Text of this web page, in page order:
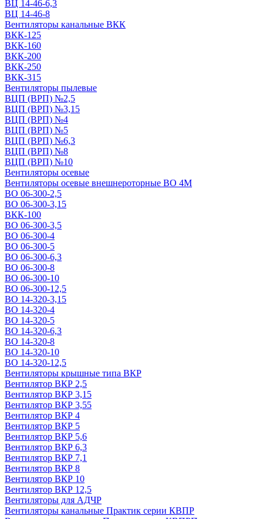
ВЦ 14-46-6,3
ВЦ 14-46-8
Вентиляторы канальные ВКК
ВКК-125
ВКК-160
ВКК-200
ВКК-250
ВКК-315
Вентиляторы пылевые
ВЦП (ВРП) №2,5
ВЦП (ВРП) №3,15
ВЦП (ВРП) №4
ВЦП (ВРП) №5
ВЦП (ВРП) №6,3
ВЦП (ВРП) №8
ВЦП (ВРП) №10
Вентиляторы осевые
Вентиляторы осевые внешнероторные ВО 4М
ВО 06-300-2,5
ВО 06-300-3,15
ВКК-100
ВО 06-300-3,5
ВО 06-300-4
ВО 06-300-5
ВО 06-300-6,3
ВО 06-300-8
ВО 06-300-10
ВО 06-300-12,5
ВО 14-320-3,15
ВО 14-320-4
ВО 14-320-5
ВО 14-320-6,3
ВО 14-320-8
ВО 14-320-10
ВО 14-320-12,5
Вентиляторы крышные типа ВКР
Вентилятор ВКР 2,5
Вентилятор ВКР 3,15
Вентилятор ВКР 3,55
Вентилятор ВКР 4
Вентилятор ВКР 5
Вентилятор ВКР 5,6
Вентилятор ВКР 6,3
Вентилятор ВКР 7,1
Вентилятор ВКР 8
Вентилятор ВКР 10
Вентилятор ВКР 12,5
Вентиляторы для АДЧР
Вентиляторы канальные Практик серии КВПР